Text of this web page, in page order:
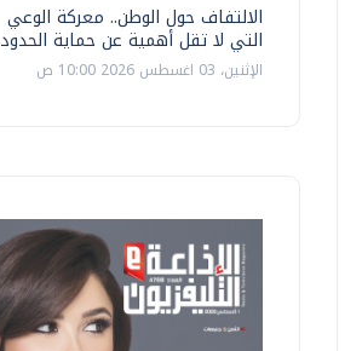
الالتفاف حول الوطن.. معركة الوعي
التي لا تقل أهمية عن حماية الحدود
الإثنين، 03 اغسطس 2026 10:00 ص